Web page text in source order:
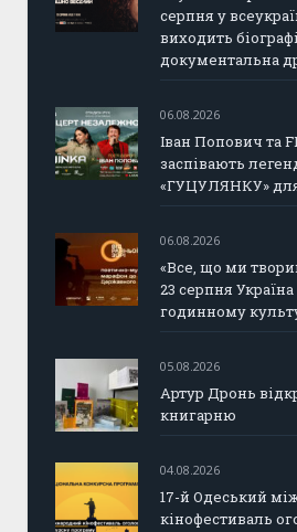
серпня у
виходить
документальна
06.08.2026
Іван Попович та
заспівають
«ГУЦУЛЯНКУ»
06.08.2026
«Все, що ми
23 серпня Україна
годинному
05.08.2026
Артур Дронь
книгарню
04.08.2026
17-й Одеський
кінофестиваль